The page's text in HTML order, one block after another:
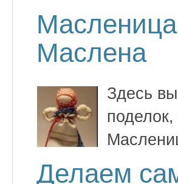
Маслена
Здесь
Делаем